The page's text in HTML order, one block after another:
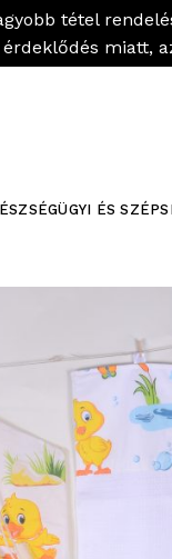
tétel
érdeklődés miatt,
ÉS